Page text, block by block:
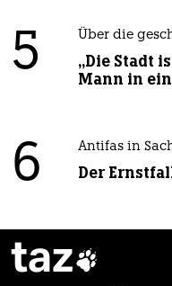
5 Über die
„Die Stadt
Mann in
6 Antifas in
Der
taz